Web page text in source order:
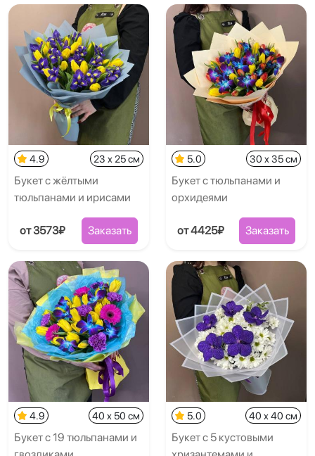
4.9 23 x 25 см
Букет с жёлтыми
тюльпанами и ирисами
от 3573₽ Заказать
5.0 30 x 35 см
Букет с тюльпанами и
орхидеями
от 4425₽ Заказать
4.9 40 x 50 см
Букет с 19 тюльпанами и
5.0 40 x 40 см
Букет с 5 кустовыми